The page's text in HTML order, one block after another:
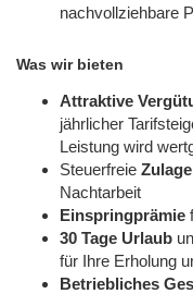
nachvollziehbare
Was wir bieten
Attraktive
jährlicher
Leistung wird
Steuerfreie
Nachtarbeit
Einspringprämie
30 Tage Urlaub
für Ihre Erholung
Betriebliches